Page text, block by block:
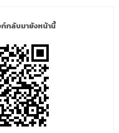
ก์กลับมายังหน้านี้